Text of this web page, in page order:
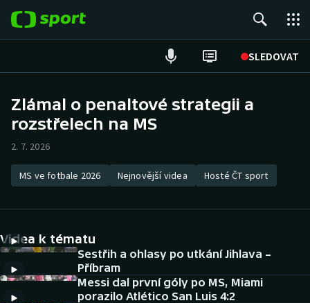
SLEDOVAT
Hokej
Atletika
DALŠÍ SPORTY
Americký fotbal
NEPŘEHLÉDNĚTE
Zlámal o penaltové strategii a
rozstřelech na MS
2. 7. 2026
MS ve fotbale 2026 Nejnovější videa Hosté ČT sport
Videa k tématu
Sestřih a ohlasy po utkání Jihlava –
Příbram
Messi dal první góly po MS, Miami
porazilo Atlético San Luis 4:2